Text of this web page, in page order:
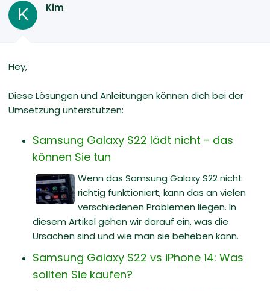
K Kim
Hey,
Diese Lösungen und Anleitungen können dich bei der
Umsetzung unterstützen:
Samsung Galaxy S22 lädt nicht - das
können Sie tun
Wenn das Samsung Galaxy S22 nicht
richtig funktioniert, kann das an vielen
verschiedenen Problemen liegen. In
diesem Artikel gehen wir darauf ein, was die
Ursachen sind und wie man sie beheben kann.
Samsung Galaxy S22 vs iPhone 14: Was
sollten Sie kaufen?